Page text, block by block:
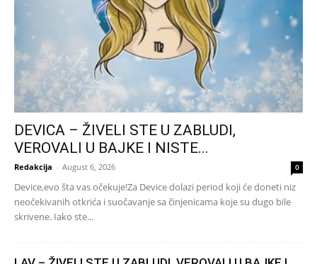
DEVICA – ŽIVELI STE U ZABLUDI,
VEROVALI U BAJKE I NISTE...
Redakcija - August 6, 2026 0
Device,evo šta vas očekuje!Za Device dolazi period koji će doneti niz
neočekivanih otkrića i suočavanje sa činjenicama koje su dugo bile
skrivene. Iako ste...